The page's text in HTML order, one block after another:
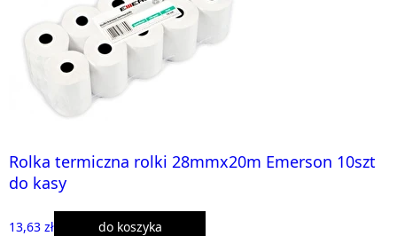
Rolka termiczna rolki 28mmx20m Emerson 10szt
do kasy
13,63 zł do koszyka